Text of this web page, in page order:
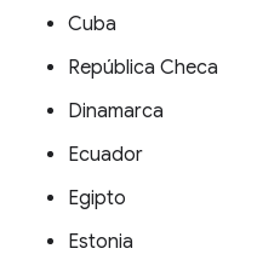
Cuba
República Checa
Dinamarca
Ecuador
Egipto
Estonia